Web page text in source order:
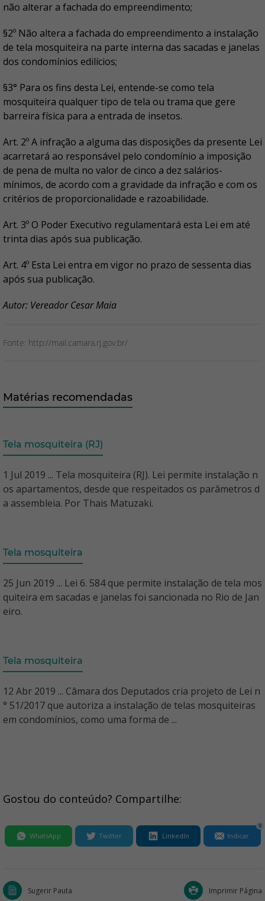
não alterar a fachada do empreendimento;
§2º Não altera a fachada do empreendimento a instalação
de tela mosquiteira na parte interna das sacadas e janelas
dos condomínios edilícios;
§3° Para os fins desta Lei, entende-se como tela
mosquiteira qualquer tipo de tela ou trama que gere
barreira física para a entrada de insetos.
Art. 2º A infração a alguma das disposições da presente Lei
acarretará ao responsável pelo condomínio a imposição
de pena de multa no valor de cinco a dez salários-
mínimos, de acordo com a gravidade da infração e com os
critérios de proporcionalidade e razoabilidade.
Art. 3º O Poder Executivo regulamentará esta Lei em até
trinta dias após sua publicação.
Art. 4º Esta Lei entra em vigor no prazo de sessenta dias
após sua publicação.
Autor: Vereador Cesar Maia
Fonte: http://mail.camara.rj.gov.br/
Matérias recomendadas
Tela mosquiteira (RJ)
1 Jul 2019 ... Tela mosquiteira (RJ). Lei permite instalação n
os apartamentos, desde que respeitados os parâmetros d
a assembleia. Por Thais Matuzaki.
Tela mosquiteira
25 Jun 2019 ... Lei 6. 584 que permite instalação de tela mos
quiteira em sacadas e janelas foi sancionada no Rio de Jan
eiro.
Tela mosquiteira
12 Abr 2019 ... Câmara dos Deputados cria projeto de Lei n
° 51/2017 que autoriza a instalação de telas mosquiteiras
em condomínios, como uma forma de ...
Gostou do conteúdo? Compartilhe:
WhatsApp Twitter LinkedIn Indicar
0
Sugerir Pauta Imprimir Página